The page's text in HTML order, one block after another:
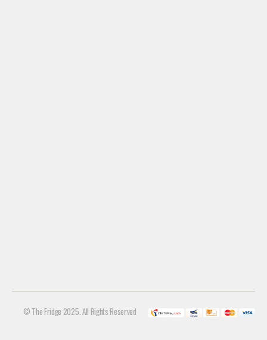
© The Fridge 2025. All Rights Reserved